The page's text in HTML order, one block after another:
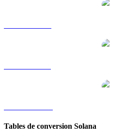
Tables de conversion Solana